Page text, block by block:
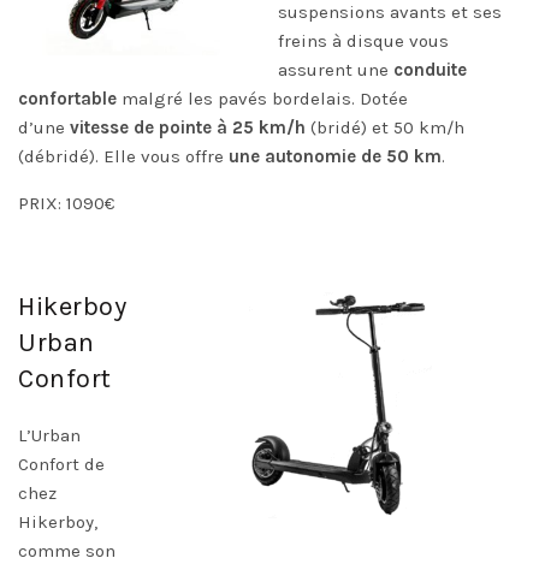
suspensions avants et ses
freins à disque vous
assurent une conduite
confortable malgré les pavés bordelais. Dotée
d’une vitesse de pointe à 25 km/h (bridé) et 50 km/h
(débridé). Elle vous offre une autonomie de 50 km.
PRIX: 1090€
Hikerboy
Urban
Confort
L’Urban
Confort de
chez
Hikerboy,
comme son